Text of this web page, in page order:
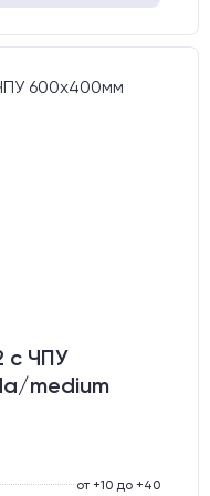
c ЧПУ
medium
от +10 до +40